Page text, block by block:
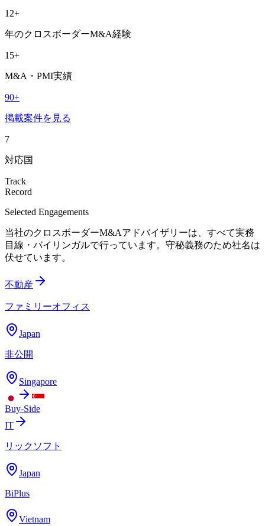
12+
年のクロスボーダーM&A経験
15+
M&A・PMI実績
90+
掲載案件を見る
7
対応国
Track
Record
Selected Engagements
当社のクロスボーダーM&Aアドバイザリーは、すべて実務
目線・バイリンガルで行っています。守秘義務のため社名は
伏せています。
不動産
ファミリーオフィス
Japan
非公開
Singapore
Buy-Side
IT
リックソフト
Japan
BiPlus
Vietnam